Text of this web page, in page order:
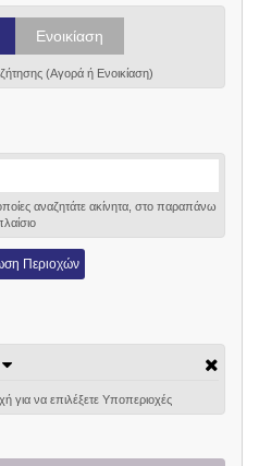
Ενοικίαση
(Αγορά ή Ενοικίαση)
αναζητάτε ακίνητα, στο παραπάνω
Περιοχών
για να επιλέξετε Υποπεριοχές